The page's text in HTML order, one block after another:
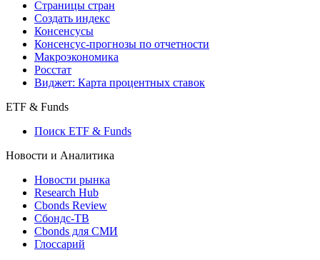
Индексы
Поиск индексов
Страницы стран
Создать индекс
Консенсусы
Макроэкономика
Виджет: Карта процентных ставок
ETF & Funds
Поиск ETF & Funds
Новости и Аналитика
Новости рынка
Research Hub